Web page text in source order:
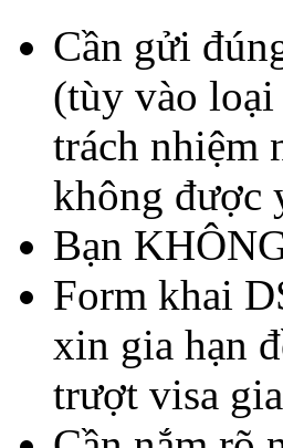
Cần gửi
(tùy vào
trách nhiệm
không được
Bạn
Form khai
xin gia hạn
trượt visa